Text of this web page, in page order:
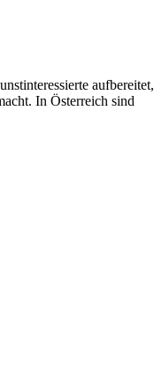
aufbereitet,
In Österreich sind